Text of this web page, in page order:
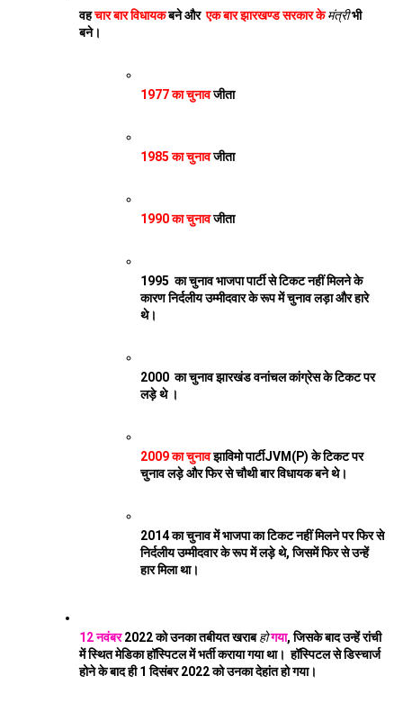
वह चार बार विधायक बने और एक बार झारखण्ड सरकार के मंत्री भी
बने।
1977 का चुनाव जीता
1985 का चुनाव जीता
1990 का चुनाव जीता
1995  का चुनाव भाजपा पार्टी से टिकट नहीं मिलने के
कारण निर्दलीय उम्मीदवार के रूप में चुनाव लड़ा और हारे
थे।
2000  का चुनाव झारखंड वनांचल कांग्रेस के टिकट पर
लड़े थे ।
2009 का चुनाव झाविमो पार्टीJVM(P) के टिकट पर
चुनाव लड़े और फिर से चौथी बार विधायक बने थे।
2014 का चुनाव में भाजपा का टिकट नहीं मिलने पर फिर से
निर्दलीय उम्मीदवार के रूप में लड़े थे, जिसमें फिर से उन्हें
हार मिला था।
12 नवंबर 2022 को उनका तबीयत खराब होगया, जिसके बाद उन्हें रांची
में स्थित मेडिका हॉस्पिटल में भर्ती कराया गया था।  हॉस्पिटल से डिस्चार्ज
होने के बाद ही 1 दिसंबर 2022 को उनका देहांत हो गया।